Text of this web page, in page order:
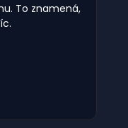
To znamená,